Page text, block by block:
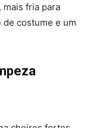
mais fria para
costume e um